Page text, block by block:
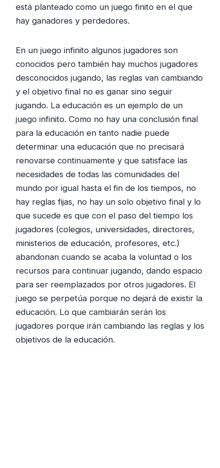
está planteado como un juego finito en el que
hay ganadores y perdedores.
En un juego infinito algunos jugadores son
conocidos pero también hay muchos jugadores
desconocidos jugando, las reglas van cambiando
y el objetivo final no es ganar sino seguir
jugando. La educación es un ejemplo de un
juego infinito. Como no hay una conclusión final
para la educación en tanto nadie puede
determinar una educación que no precisará
renovarse continuamente y que satisface las
necesidades de todas las comunidades del
mundo por igual hasta el fin de los tiempos, no
hay reglas fijas, no hay un solo objetivo final y lo
que sucede es que con el paso del tiempo los
jugadores (colegios, universidades, directores,
ministerios de educación, profesores, etc.)
abandonan cuando se acaba la voluntad o los
recursos para continuar jugando, dando espacio
para ser reemplazados por otros jugadores. El
juego se perpetúa porque no dejará de existir la
educación. Lo que cambiarán serán los
jugadores porque irán cambiando las reglas y los
objetivos de la educación.